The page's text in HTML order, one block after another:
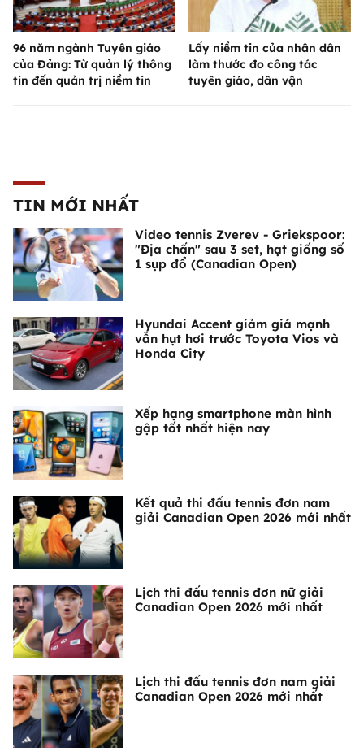
96 năm ngành Tuyên giáo
của Đảng: Từ quản lý thông
tin đến quản trị niềm tin
Lấy niềm tin của nhân dân
làm thước đo công tác
tuyên giáo, dân vận
TIN MỚI NHẤT
Video tennis Zverev - Griekspoor:
"Địa chấn" sau 3 set, hạt giống số
1 sụp đổ (Canadian Open)
Hyundai Accent giảm giá mạnh
vẫn hụt hơi trước Toyota Vios và
Honda City
Xếp hạng smartphone màn hình
gập tốt nhất hiện nay
Kết quả thi đấu tennis đơn nam
giải Canadian Open 2026 mới nhất
Lịch thi đấu tennis đơn nữ giải
Canadian Open 2026 mới nhất
Lịch thi đấu tennis đơn nam giải
Canadian Open 2026 mới nhất